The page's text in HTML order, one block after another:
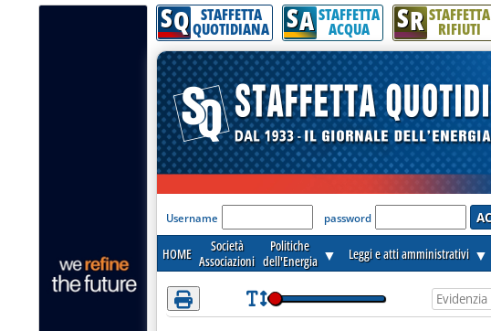
Attenzione! Esegui l'accesso per lèggere interamente la notizia.
SQ STAFFETTA
QUOTIDIANA SA STAFFETTA
ACQUA SR STAFFETTA
RIFIUTI
'Modulo Login per accedere'
Username password
HOME
Società
Associazioni
Politiche
dell'Energia ▼ Leggi e atti amministrativi ▼